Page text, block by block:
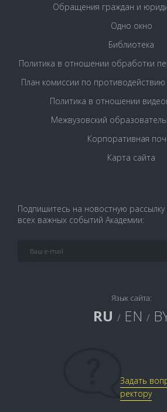
Обращения граждан и
Одно окно
Библиотека
Политика в отношении обработки
План комиссии по
Политика в отношении
Межвузовский
Корпоративная
Карта сайта
Подпишитесь на новостную рассылку
всех важных событий Академии:
Язык сайта:
RU / EN /
Задать
ректору